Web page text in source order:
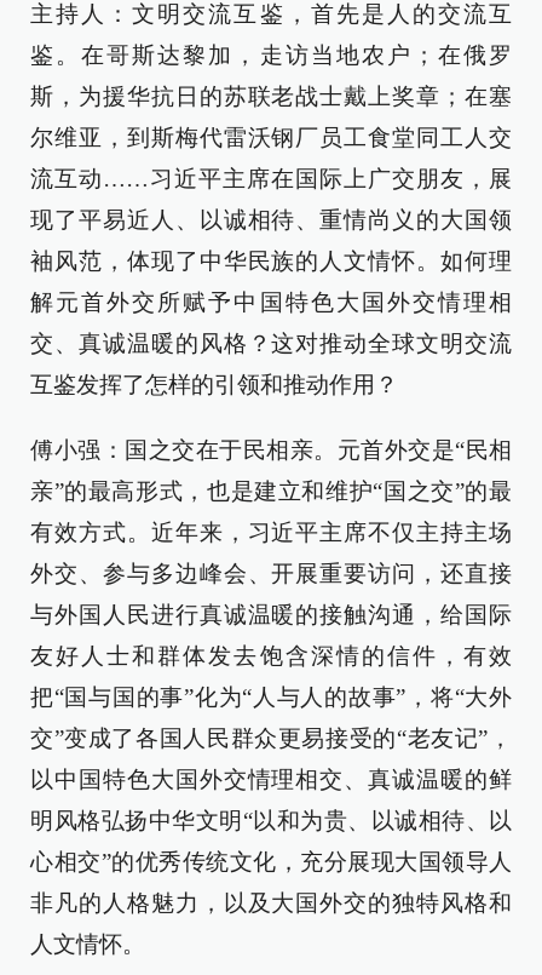
主持人：文明交流互鉴，首先是人的交流互
鉴。在哥斯达黎加，走访当地农户；在俄罗
斯，为援华抗日的苏联老战士戴上奖章；在塞
尔维亚，到斯梅代雷沃钢厂员工食堂同工人交
流互动……习近平主席在国际上广交朋友，展
现了平易近人、以诚相待、重情尚义的大国领
袖风范，体现了中华民族的人文情怀。如何理
解元首外交所赋予中国特色大国外交情理相
交、真诚温暖的风格？这对推动全球文明交流
互鉴发挥了怎样的引领和推动作用？
傅小强：国之交在于民相亲。元首外交是“民相
亲”的最高形式，也是建立和维护“国之交”的最
有效方式。近年来，习近平主席不仅主持主场
外交、参与多边峰会、开展重要访问，还直接
与外国人民进行真诚温暖的接触沟通，给国际
友好人士和群体发去饱含深情的信件，有效
把“国与国的事”化为“人与人的故事”，将“大外
交”变成了各国人民群众更易接受的“老友记”，
以中国特色大国外交情理相交、真诚温暖的鲜
明风格弘扬中华文明“以和为贵、以诚相待、以
心相交”的优秀传统文化，充分展现大国领导人
非凡的人格魅力，以及大国外交的独特风格和
人文情怀。